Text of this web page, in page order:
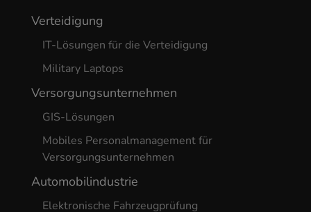
Verteidigung
IT-Lösungen für die Verteidigung
Military Laptops
Versorgungsunternehmen
GIS-Lösungen
Mobiles Personalmanagement für
Versorgungsunternehmen
Automobilindustrie
Elektronische Fahrzeugprüfung